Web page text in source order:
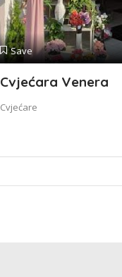
Save
Cvjećara Venera
Cvjećare